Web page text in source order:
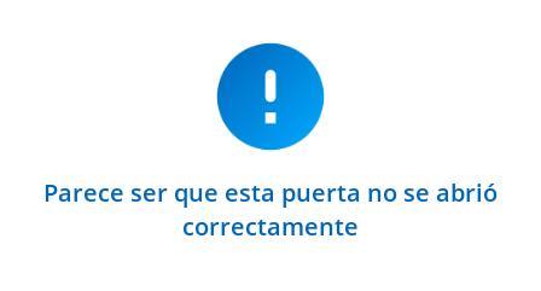
Parece ser que esta puerta no se abrió
correctamente